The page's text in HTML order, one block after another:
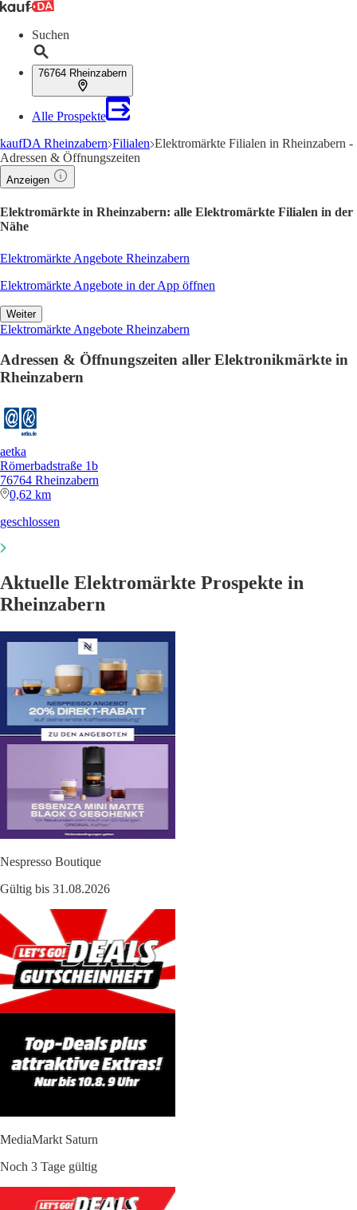
Suchen
76764 Rheinzabern
Alle Prospekte
kaufDA Rheinzabern Filialen Elektromärkte Filialen in Rheinzabern -
Adressen & Öffnungszeiten
Anzeigen
Elektromärkte in Rheinzabern: alle Elektromärkte Filialen in der
Nähe
Elektromärkte Angebote Rheinzabern
Elektromärkte Angebote in der App öffnen
Weiter
Elektromärkte Angebote Rheinzabern
Adressen & Öffnungszeiten aller Elektronikmärkte in
Rheinzabern
aetka
Römerbadstraße 1b
76764 Rheinzabern
0,62 km
geschlossen
Aktuelle Elektromärkte Prospekte in
Rheinzabern
Nespresso Boutique
Gültig bis 31.08.2026
MediaMarkt Saturn
Noch 3 Tage gültig